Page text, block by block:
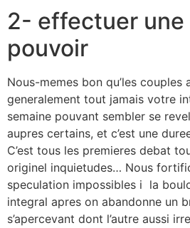
2- effectuer
pouvoir
Nous-memes bon qu’les
generalement tout jamais votre
semaine pouvant sembler se
aupres certains, et c’est une
C’est tous les premieres debat
originel inquietudes… Nous
speculation impossibles i la
integral apres on abandonne un
s’apercevant dont l’autre aussi